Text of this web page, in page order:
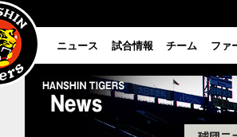
ニュース 試合情報 チーム ファ